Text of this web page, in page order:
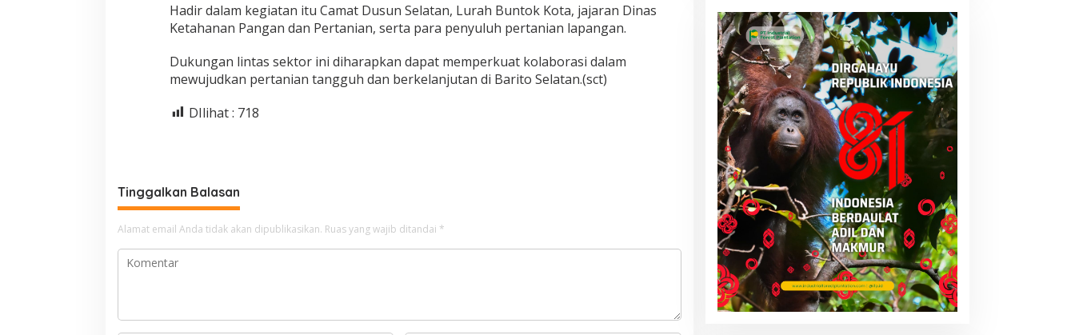
Hadir dalam kegiatan itu Camat Dusun Selatan, Lurah Buntok Kota, jajaran Dinas
Ketahanan Pangan dan Pertanian, serta para penyuluh pertanian lapangan.
Dukungan lintas sektor ini diharapkan dapat memperkuat kolaborasi dalam
mewujudkan pertanian tangguh dan berkelanjutan di Barito Selatan.(sct)
DIlihat : 718
Tinggalkan Balasan
Alamat email Anda tidak akan dipublikasikan. Ruas yang wajib ditandai *